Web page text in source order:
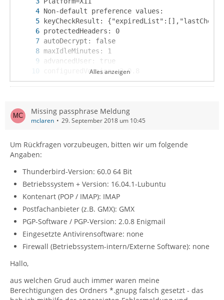
Alles anzeigen
Missing passphrase Meldung
mclaren 29. September 2018 um 10:45
Um Rückfragen vorzubeugen, bitten wir um folgende
Angaben:
Thunderbird-Version: 60.0 64 Bit
Betriebssystem + Version: 16.04.1-Lubuntu
Kontenart (POP / IMAP): IMAP
Postfachanbieter (z.B. GMX): GMX
PGP-Software / PGP-Version: 2.0.8 Enigmail
Eingesetzte Antivirensoftware: none
Firewall (Betriebssystem-intern/Externe Software): none
Hallo,
aus welchen Grud auch immer waren meine
Berechtigungen des Ordners *.gnupg falsch gesetzt - das